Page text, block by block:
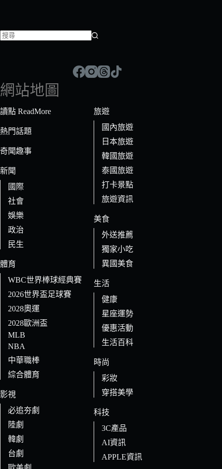
符
合
條
的
果
網站地圖
讀點 ReadMore
熱門話題
奇聞趣事
新聞
國際
社會
娛樂
政治
民生
體育
WBC世界棒球經典賽
2026世界盃足球賽
2028奧運
2028歐洲盃
MLB
NBA
中華職棒
綜合體育
影視
必追夯劇
陸劇
韓劇
台劇
旅遊
國內旅遊
日本旅遊
韓國旅遊
泰國旅遊
打卡景點
旅遊資訊
美食
外送推薦
獨家小吃
異國美食
生活
健康
星座運勢
優惠活動
生活百科
時尚
彩妝
穿搭美學
科技
3C產品
AI資訊
APPLE資訊